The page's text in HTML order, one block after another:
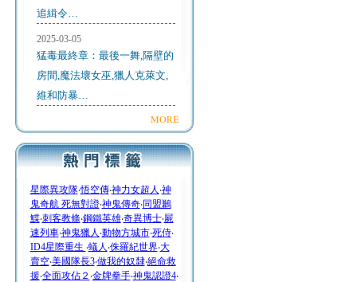
追緝令…
2025-03-05
猛毒最終章：最後一舞,隔壁的
房間,魔法壞女巫,獵人克萊文,
維和防暴…
MORE
星際異攻隊‧悟空傳‧神力女超人 ‧神
鬼奇航 死無對證‧神鬼傳奇‧同盟鶼
鰈‧刺客教條‧鋼鐵英雄‧奇異博士‧屍
速列車‧神鬼獵人 ‧動物方城市‧死侍‧
ID4星際重生 ‧蟻人 ‧侏羅紀世界‧大
賣空‧美國隊長3‧做我的奴隸‧絕命救
援‧全面攻佔２ ‧金牌拳手‧神鬼認證4‧